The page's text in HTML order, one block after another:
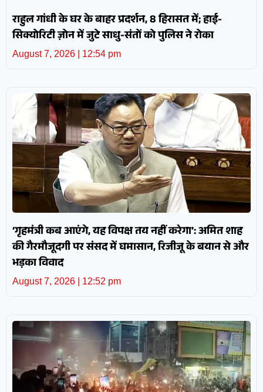
राहुल गांधी के घर के बाहर प्रदर्शन, 8 हिरासत में; हाई-
सिक्योरिटी ज़ोन में जुटे साधु-संतों को पुलिस ने रोका
August 7, 2026 12:54 pm
‘गृहमंत्री कब आएंगे, यह विपक्ष तय नहीं करेगा’: अमित शाह
की गैरमौजूदगी पर संसद में घमासान, रिजीजू के बयान से और
भड़का विवाद
August 7, 2026 12:52 pm